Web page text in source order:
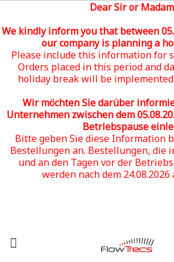
Dear Sir or
We kindly inform you that between 05
our company is planning a
Please include this information for
Orders placed in this period and
holiday break will be implemented
Wir möchten Sie darüber
Unternehmen zwischen dem 05
Betriebspause
Bitte geben Sie diese Information
Bestellungen an. Bestellungen, die
und an den Tagen vor der
werden nach dem